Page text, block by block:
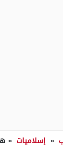
» إسلاميات »